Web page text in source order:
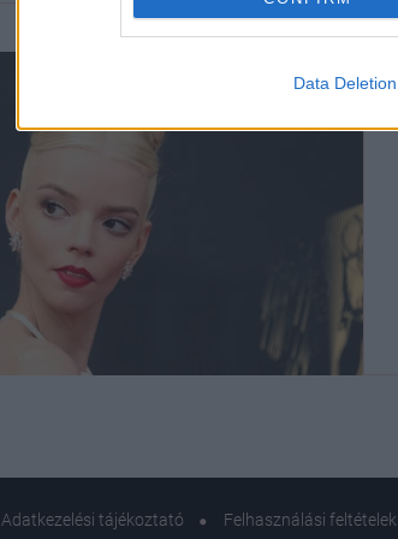
Data Deletion
Adatkezelési tájékoztató Felhasználási feltételek